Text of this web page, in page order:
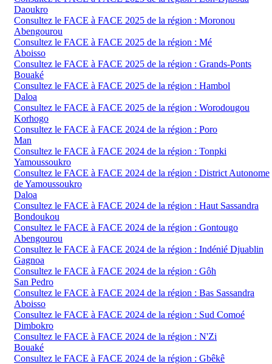
Daoukro
Consultez le FACE à FACE 2025 de la région : Moronou
Abengourou
Consultez le FACE à FACE 2025 de la région : Mé
Aboisso
Consultez le FACE à FACE 2025 de la région : Grands-Ponts
Bouaké
Consultez le FACE à FACE 2025 de la région : Hambol
Daloa
Consultez le FACE à FACE 2025 de la région : Worodougou
Korhogo
Consultez le FACE à FACE 2024 de la région : Poro
Man
Consultez le FACE à FACE 2024 de la région : Tonpki
Yamoussoukro
Consultez le FACE à FACE 2024 de la région : District Autonome
de Yamoussoukro
Daloa
Consultez le FACE à FACE 2024 de la région : Haut Sassandra
Bondoukou
Consultez le FACE à FACE 2024 de la région : Gontougo
Abengourou
Consultez le FACE à FACE 2024 de la région : Indénié Djuablin
Gagnoa
Consultez le FACE à FACE 2024 de la région : Gôh
San Pedro
Consultez le FACE à FACE 2024 de la région : Bas Sassandra
Aboisso
Consultez le FACE à FACE 2024 de la région : Sud Comoé
Dimbokro
Consultez le FACE à FACE 2024 de la région : N'Zi
Bouaké
Consultez le FACE à FACE 2024 de la région : Gbêkê